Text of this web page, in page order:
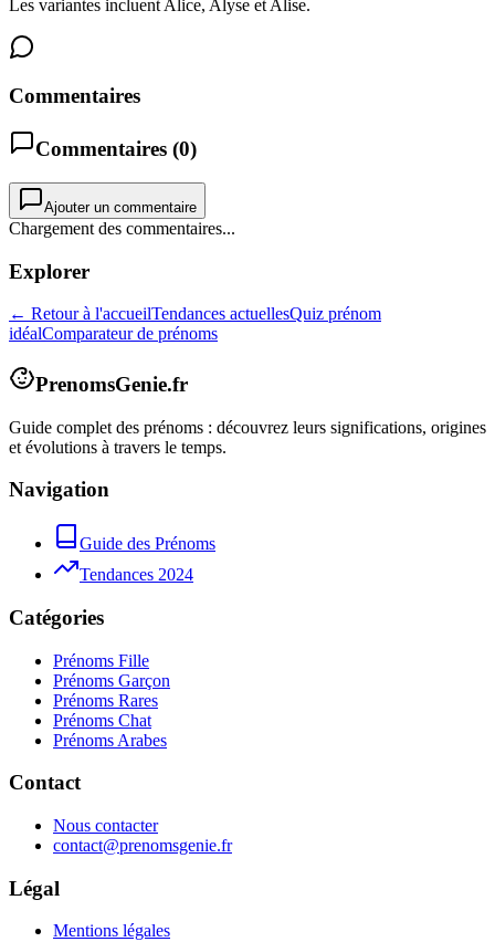
Les variantes incluent Alice, Alyse et Alise.
Commentaires
Commentaires (0)
Ajouter un commentaire
Chargement des commentaires...
Explorer
← Retour à l'accueilTendances actuellesQuiz prénom
idéalComparateur de prénoms
PrenomsGenie.fr
Guide complet des prénoms : découvrez leurs significations, origines
et évolutions à travers le temps.
Navigation
Guide des Prénoms
Tendances 2024
Catégories
Prénoms Fille
Prénoms Garçon
Prénoms Rares
Prénoms Chat
Prénoms Arabes
Contact
Nous contacter
contact@prenomsgenie.fr
Légal
Mentions légales